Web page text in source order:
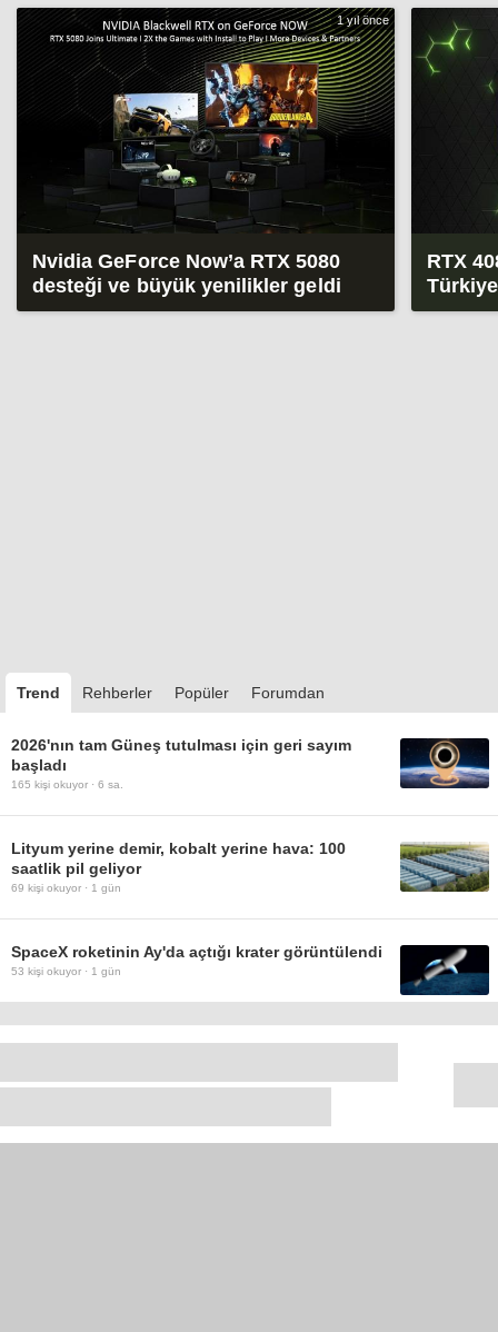
1 yıl önce
Nvidia GeForce Now’a RTX 5080
desteği ve büyük yenilikler geldi
RTX
Trend Rehberler Popüler Forumdan
2026'nın tam Güneş tutulması için geri sayım
başladı
165 kişi okuyor · 6 sa.
Lityum yerine demir, kobalt yerine hava: 100
saatlik pil geliyor
69 kişi okuyor · 1 gün
SpaceX roketinin Ay'da açtığı krater görüntülendi
53 kişi okuyor · 1 gün